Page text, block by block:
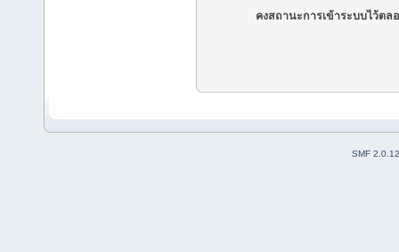
คงสถานะการเข้าระบบไว้ตล
SMF 2.0.12